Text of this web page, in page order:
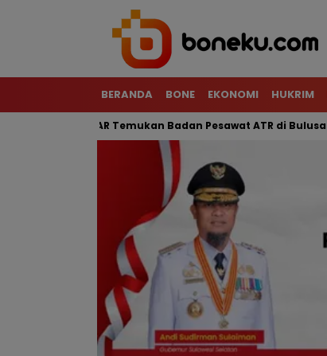
BERANDA BONE EKONOMI HUKRIM
Tim SAR Temukan Badan Pesawat ATR di Bulusaraung